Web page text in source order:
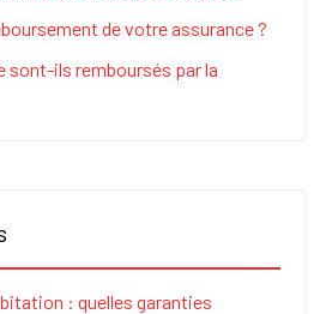
de votre assurance ?
sont-ils remboursés par la
: quelles garanties